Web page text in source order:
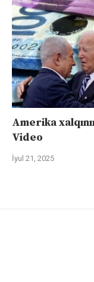
Amerika
Video
İyul 21, 2025